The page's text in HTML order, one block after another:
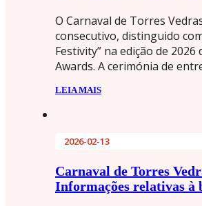
O Carnaval de Torres
consecutivo, distinguido
Festivity” na edição de
Awards. A cerimónia de
LEIA MAIS
2026-02-13
Carnaval de Torres
Informações relativas à